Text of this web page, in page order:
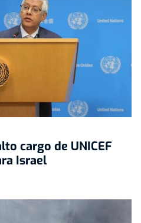
cargo de UNICEF
Israel